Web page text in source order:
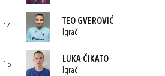
14
TEO GVEROVIĆ
Igrač
15
LUKA ČIKATO
Igrač